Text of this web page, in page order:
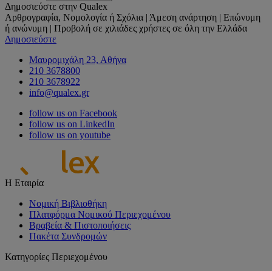
Δημοσιεύστε στην Qualex
Αρθρογραφία, Νομολογία ή Σχόλια | Άμεση ανάρτηση | Επώνυμη
ή ανώνυμη | Προβολή σε χιλιάδες χρήστες σε όλη την Ελλάδα
Δημοσιεύστε
Μαυρομιχάλη 23, Αθήνα
210 3678800
210 3678922
info@qualex.gr
follow us on Facebook
follow us on LinkedIn
follow us on youtube
Η Εταιρία
Νομική Βιβλιοθήκη
Πλατφόρμα Νομικού Περιεχομένου
Βραβεία & Πιστοποιήσεις
Πακέτα Συνδρομών
Κατηγορίες Περιεχομένου